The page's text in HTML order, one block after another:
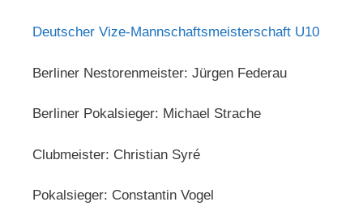
Deutscher Vize-Mannschaftsmeisterschaft U10
Berliner Nestorenmeister: Jürgen Federau
Berliner Pokalsieger: Michael Strache
Clubmeister: Christian Syré
Pokalsieger: Constantin Vogel